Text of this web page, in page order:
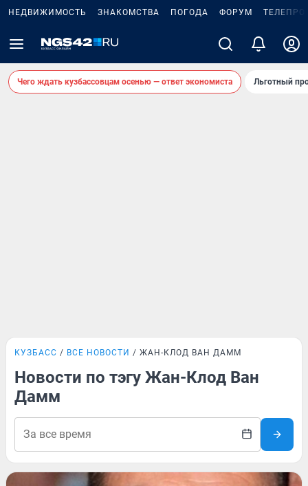
НЕДВИЖИМОСТЬ ЗНАКОМСТВА ПОГОДА ФОРУМ
Чего ждать кузбассовцам осенью — ответ экономиста Льготный
КУЗБАСС ВСЕ НОВОСТИ ЖАН-КЛОД ВАН ДАММ
Новости по тэгу Жан-Клод Ван
Дамм